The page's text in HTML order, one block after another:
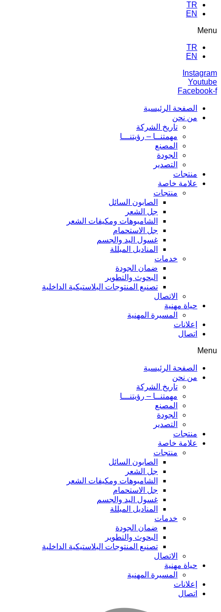
TR
EN
Menu
TR
EN
Instagram
Youtube
Facebook-f
الصفحة الرئيسية
من نحن
تاريخ الشركة
مهمتنــا – رؤيتنـــا
المصنع
الجودة
التصدير
منتجات
علامة خاصة
منتجات
الصابون السائل
جل الشعر
الشامبوهات ومكيفات الشعر
جل الاستحمام
غسول اليد والجسم
المناديل المبللة
خدمات
ضمان الجودة
البحوث والتطوير
تصنيع المنتوجات البلاستيكية الداخلية
الاتصال
حياة مهنية
المسيرة المهنية
إعلانات
اتصال
Menu
الصفحة الرئيسية
من نحن
تاريخ الشركة
مهمتنــا – رؤيتنـــا
المصنع
الجودة
التصدير
منتجات
علامة خاصة
منتجات
الصابون السائل
جل الشعر
الشامبوهات ومكيفات الشعر
جل الاستحمام
غسول اليد والجسم
المناديل المبللة
خدمات
ضمان الجودة
البحوث والتطوير
تصنيع المنتوجات البلاستيكية الداخلية
الاتصال
حياة مهنية
المسيرة المهنية
إعلانات
اتصال